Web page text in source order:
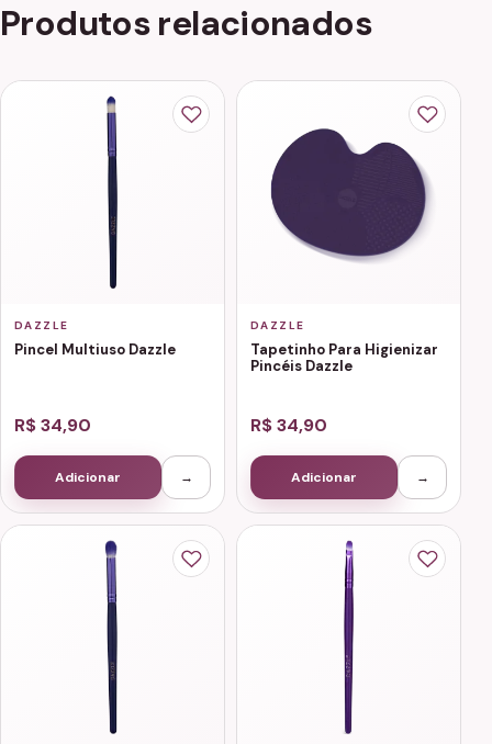
Produtos relacionados
DAZZLE
Pincel Multiuso Dazzle
R$ 34,90
Adicionar →
DAZZLE
Tapetinho Para Higienizar
Pincéis Dazzle
R$ 34,90
Adicionar →